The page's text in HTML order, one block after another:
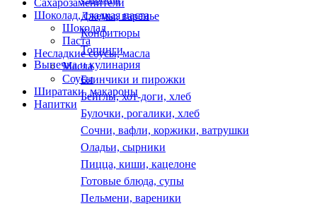
Сахарозаменители
Шоколад, сладкая паста
Шоколад
Паста
Несладкие соусы, масла
Масла
Соусы
Ширатаки, макароны
Напитки
Джемы, варенье
Конфитюры
Топинги
Выпечка и кулинария
Блинчики и пирожки
Бейглы, хот-доги, хлеб
Булочки, рогалики, хлеб
Сочни, вафли, коржики, ватрушки
Оладьи, сырники
Пицца, киши, кацелоне
Готовые блюда, супы
Пельмени, вареники